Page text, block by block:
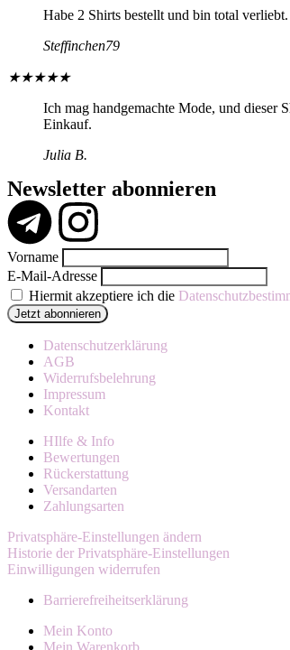
Habe 2 Shirts bestellt und bin total
Steffinchen79
★★★★★
Ich mag handgemachte Mode, und dieser
Einkauf.
Julia B.
Newsletter abonnieren
Vorname
E-Mail-Adresse
Hiermit akzeptiere ich die
Datenschutzerklärung
AGB
Widerrufsbelehrung
Impressum
Kontakt
HIlfe & Info
Bewertungen
Rückerstattung
Versandarten
Zahlungsarten
Privatsphäre-Einstellungen ändern
Historie der Privatsphäre-Einstellungen
Einwilligungen widerrufen
Barrierefreiheitserklärung
Mein Konto
Mein Warenkorb